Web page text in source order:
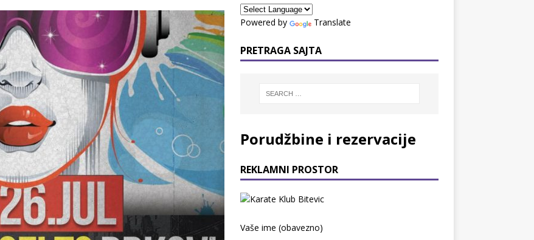
Powered by Translate
PRETRAGA SAJTA
Porudžbine i rezervacije
REKLAMNI PROSTOR
Vaše ime (obavezno)